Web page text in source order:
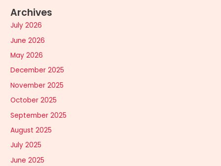
Archives
July 2026
June 2026
May 2026
December 2025
November 2025
October 2025
September 2025
August 2025
July 2025
June 2025